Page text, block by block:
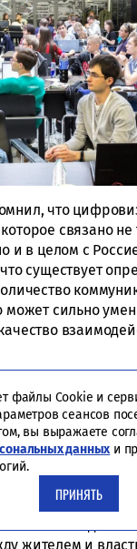
что
связано не
и в целом с
существует
может сильно
заменяет живое
большое
просто ответить
зачастую
формальная. И
жителем и
файлы Cookie и
сеансов
вы выражаете
данных и
ПРИНЯТЬ